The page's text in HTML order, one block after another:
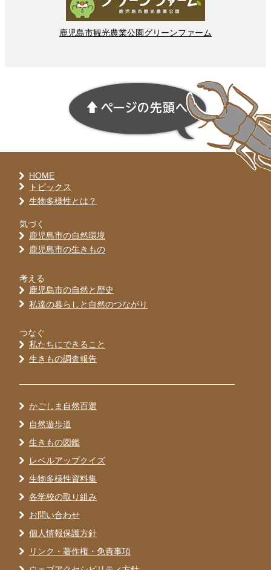
鹿児島市観光農業公園 グリーンファーム
HOME
トピックス
生物多様性とは？
気づく
鹿児島市の自然環境
鹿児島市の生きもの
考える
鹿児島市の自然と歴史
私達の暮らしと自然のつながり
つなぐ
私たちにできること
生きもの調査報告
かごしま自然百選
自然遊歩道
生きもの図鑑
レベルアップクイズ
生物多様性資料集
各学校の取り組み
お問い合わせ
個人情報保護方針
リンク・著作権・免責事項